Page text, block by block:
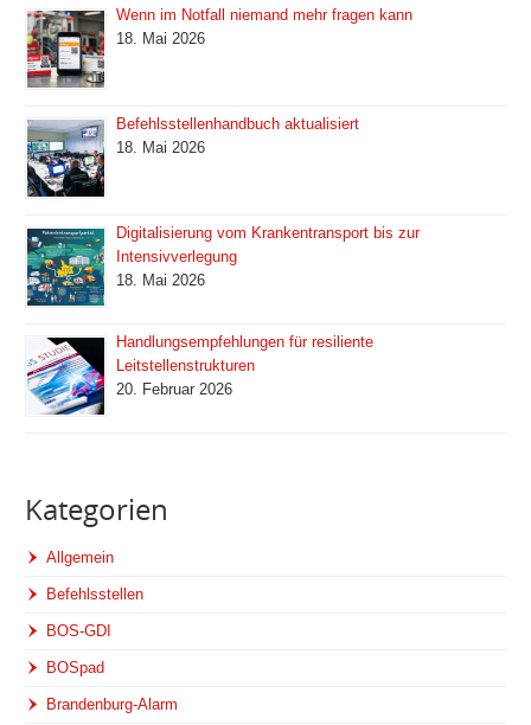
Wenn im Notfall niemand mehr fragen kann
18. Mai 2026
Befehlsstellenhandbuch aktualisiert
18. Mai 2026
Digitalisierung vom Krankentransport bis zur
Intensivverlegung
18. Mai 2026
Handlungsempfehlungen für resiliente
Leitstellenstrukturen
20. Februar 2026
Kategorien
Allgemein
Befehlsstellen
BOS-GDI
BOSpad
Brandenburg-Alarm